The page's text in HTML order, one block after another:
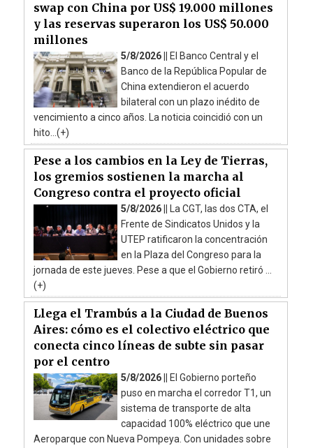
swap con China por US$ 19.000 millones
y las reservas superaron los US$ 50.000
millones
5/8/2026 ||
El Banco Central y el
Banco de la República Popular de
China extendieron el acuerdo
bilateral con un plazo inédito de
vencimiento a cinco años. La noticia coincidió con un
hito...(+)
Pese a los cambios en la Ley de Tierras,
los gremios sostienen la marcha al
Congreso contra el proyecto oficial
5/8/2026 ||
La CGT, las dos CTA, el
Frente de Sindicatos Unidos y la
UTEP ratificaron la concentración
en la Plaza del Congreso para la
jornada de este jueves. Pese a que el Gobierno retiró ...
(+)
Llega el Trambús a la Ciudad de Buenos
Aires: cómo es el colectivo eléctrico que
conecta cinco líneas de subte sin pasar
por el centro
5/8/2026 ||
El Gobierno porteño
puso en marcha el corredor T1, un
sistema de transporte de alta
capacidad 100% eléctrico que une
Aeroparque con Nueva Pompeya. Con unidades sobre